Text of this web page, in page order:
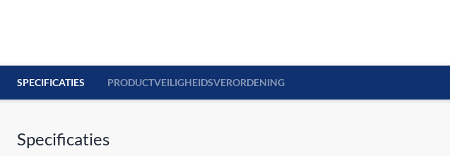
SPECIFICATIES PRODUCTVEILIGHEIDSVERORDENING
Specificaties